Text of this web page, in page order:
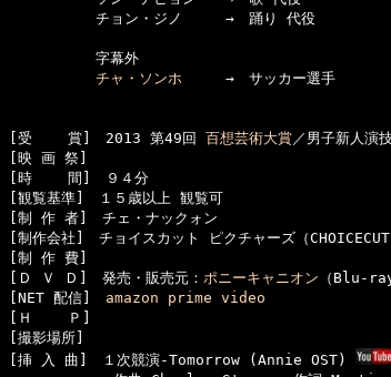
チョン・ジノ　　　→　踊り 代役
字幕外
チャ・ソンホ →　サッカー選手
[受    賞]　2013 第49回 百想芸術大賞／男子新人演
[映 画 祭]
[時    間]　９４分
[観覧基準]　１５歳以上 観覧可
[制 作 者]　チェ・ナックォン
[制作会社]　チョイスカット ピクチャーズ（CHOICECUT
[制 作 費]
[Ｄ Ｖ Ｄ]　発売・販売元： ポニーキャニオン （Blu-
[NET 配信] amazon prime video
[Ｈ    Ｐ]
[撮影場所]
[挿 入 曲]　１次競演-Tomorrow (Annie OST)